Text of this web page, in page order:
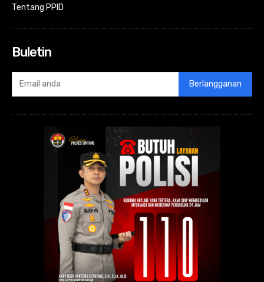
Tentang PPID
Buletin
Berlangganan